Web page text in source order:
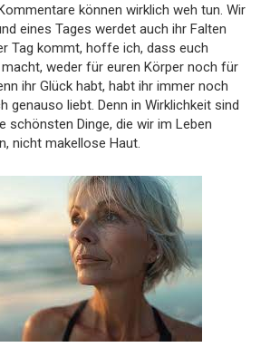
können wirklich weh tun. Wir
eines Tages werdet auch ihr Falten
Tag kommt, hoffe ich, dass euch
weder für euren Körper noch für
ihr Glück habt, habt ihr immer noch
genauso liebt. Denn in Wirklichkeit sind
schönsten Dinge, die wir im Leben
nicht makellose Haut.